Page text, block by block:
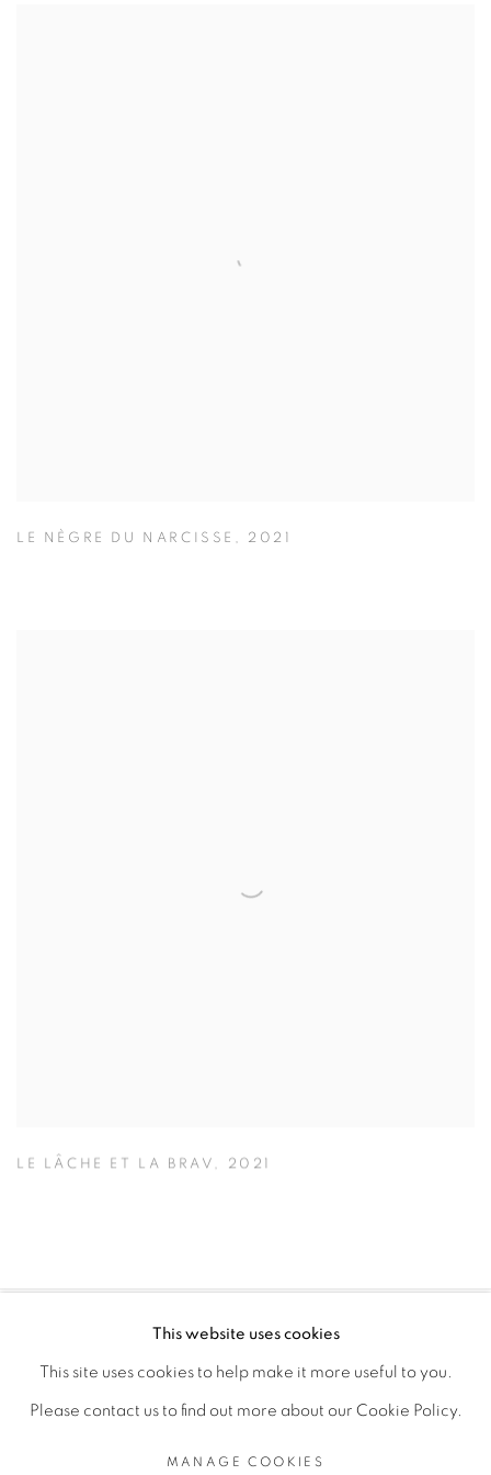
LE NÈGRE DU NARCISSE 2021
LE LÂCHE ET LA BRAV 2021
MANAGE COOKIES
COPYRIGHT © 2026 GALERIE CÉCILE FAKHOURY
SITE BY ARTLOGIC
This website uses cookies
This site uses cookies to help make it more useful to you.
Please contact us to find out more about our Cookie Policy.
MANAGE COOKIES